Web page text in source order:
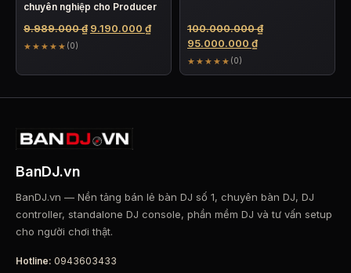
chuyên nghiệp cho Producer
9.989.000₫ Giá
9.989.000 ₫.
9.190.000 ₫Giá
là:
★★★★★ (0)
100.000.000₫Giá
100.000.000 ₫.
95.000.000 ₫Giá
tại
95.000.000 ₫.
★★★★★ (0)
BanDJ.vn
BanDJ.vn — Nền tảng bán lẻ bàn DJ số 1, chuyên bàn DJ, DJ
controller, standalone DJ console, phần mềm DJ và tư vấn setup
cho người chơi thật.
Hotline: 0943603433